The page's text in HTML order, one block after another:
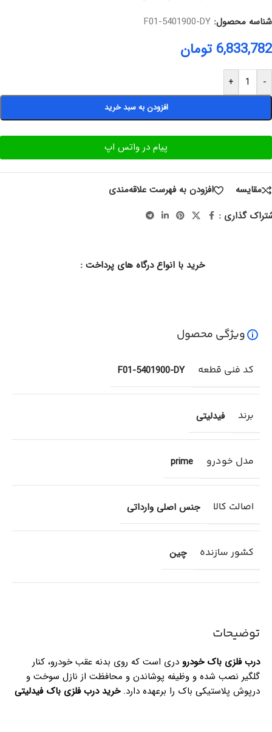
شناسه محصول: F01-5401900-DY
6,833,782 تومان
-
+
افزودن به سبد خرید
پیام در واتس اپ
مقایسه
افزودن به فهرست علاقه‌مندی
گذاری :
خرید با انواع درگاه های پرداخت :
توضیحات
درب فلزی باک خودرو دری است که روی بدنه عقب خودرو، کنار
گلگیر نصب شده و وظیفه پوشاندن و محافظت از نازل سوخت و
درپوش پلاستیکی باک را برعهده دارد.خرید درب فلزی باک فیدلیتی
ویژگی محصول
کد فنی قطعه F01-5401900-DY
برند فیدلیتی
مدل خودرو prime
اصالت کالا جنس اصلی وارداتی
کشور سازنده چین